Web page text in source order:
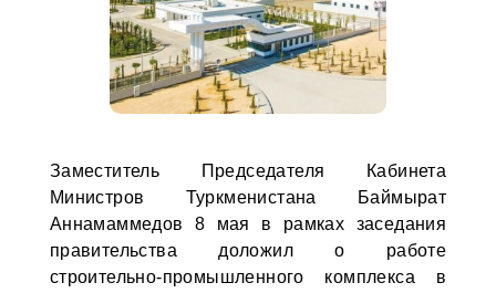
Заместитель Председателя Кабинета
Министров Туркменистана Баймырат
Аннамаммедов 8 мая в рамках заседания
правительства доложил о работе
строительно-промышленного комплекса в